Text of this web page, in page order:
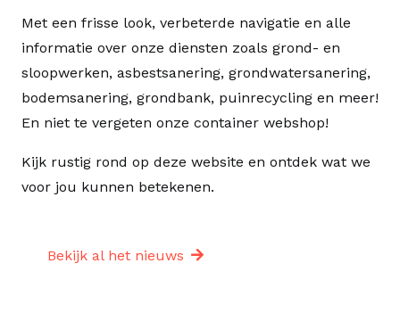
Met een frisse look, verbeterde navigatie en alle
informatie over onze diensten zoals grond- en
sloopwerken, asbestsanering, grondwatersanering,
bodemsanering, grondbank, puinrecycling en meer!
En niet te vergeten onze container webshop!
Kijk rustig rond op deze website en ontdek wat we
voor jou kunnen betekenen.
Bekijk al het nieuws